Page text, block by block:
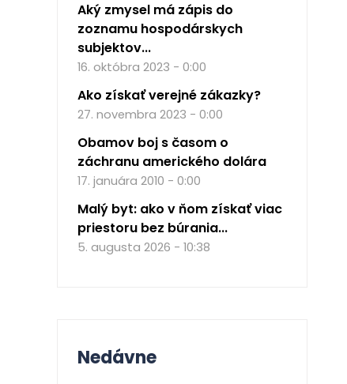
Aký zmysel má zápis do
zoznamu hospodárskych
subjektov...
16. októbra 2023 - 0:00
Ako získať verejné zákazky?
27. novembra 2023 - 0:00
Obamov boj s časom o
záchranu amerického dolára
17. januára 2010 - 0:00
Malý byt: ako v ňom získať viac
priestoru bez búrania...
5. augusta 2026 - 10:38
Nedávne